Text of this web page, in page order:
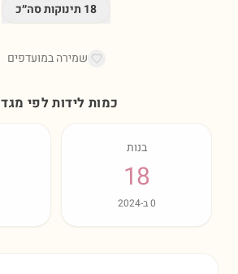
18 תינוקות סה״כ
שמירה במועדפים
כמות לידות לפי
בנות
18
0ב-2024